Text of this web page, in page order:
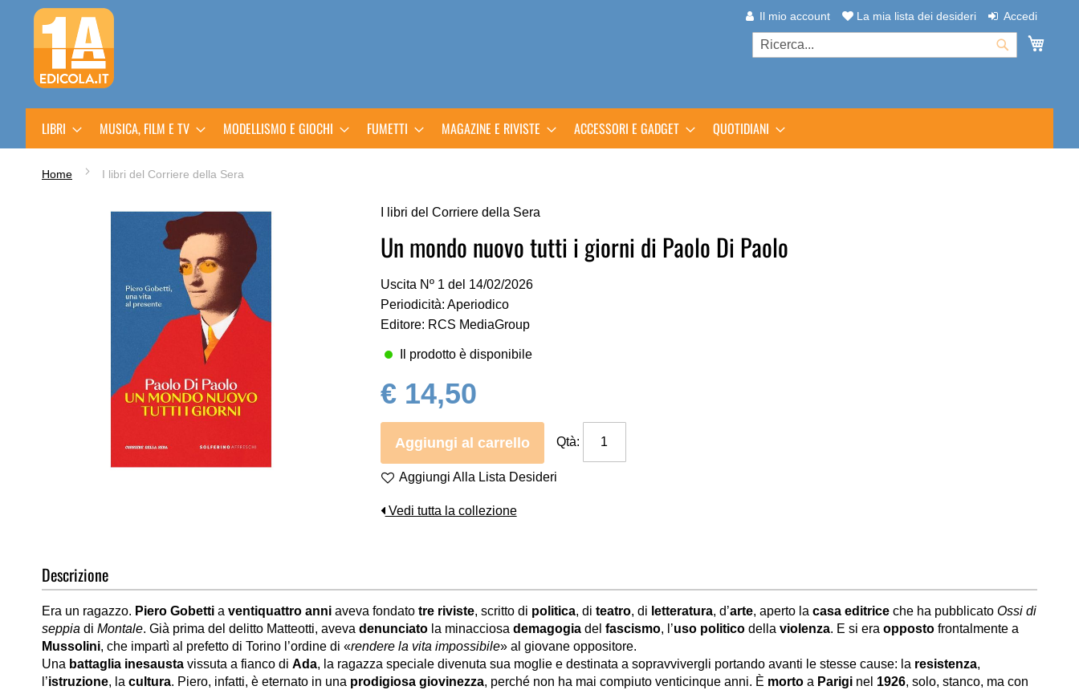
Salta
al
contenuto
Il mio account La mia lista dei desideri Accedi
Cerca
LIBRI MUSICA, FILM E TV MODELLISMO E GIOCHI FUMETTI MAGAZINE E RIVISTE ACCESSORI E GADGET QUOTIDIANI
Home I libri del Corriere della Sera
di
immagini
I libri del Corriere della Sera
Un mondo nuovo tutti i giorni di Paolo Di Paolo
Uscita Nº 1 del 14/02/2026
Periodicità: Aperiodico
Editore: RCS MediaGroup
Il prodotto è disponibile
€ 14,50
Aggiungi al carrello Qtà:
Aggiungi Alla Lista Desideri
Vedi tutta la collezione
Descrizione
Era un ragazzo. Piero Gobetti a ventiquattro anni aveva fondato tre riviste, scritto di politica, di teatro, di letteratura, d’arte, aperto la casa editrice che ha pubblicato Ossi di
seppia di Montale. Già prima del delitto Matteotti, aveva denunciato la minacciosa demagogia del fascismo, l’uso politico della violenza. E si era opposto frontalmente a
Mussolini, che impartì al prefetto di Torino l’ordine di «rendere la vita impossibile» al giovane oppositore.
Una battaglia inesausta vissuta a fianco di Ada, la ragazza speciale divenuta sua moglie e destinata a sopravvivergli portando avanti le stesse cause: la resistenza,
l’istruzione, la cultura. Piero, infatti, è eternato in una prodigiosa giovinezza, perché non ha mai compiuto venticinque anni. È morto a Parigi nel 1926, solo, stanco, ma con